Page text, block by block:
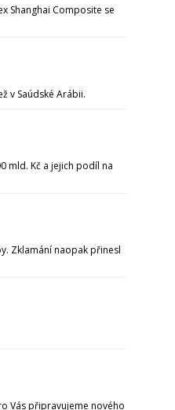
Shanghai Composite se
v Saúdské Arábii.
mld. Kč a jejich podíl na
Zklamání naopak přinesl
Vás připravujeme nového